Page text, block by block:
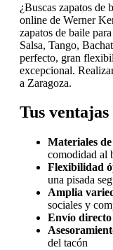
¿Buscas zapatos de
online de Werner
zapatos de baile
Salsa, Tango,
perfecto, gran
excepcional.
a Zaragoza.
Tus ventajas
Materiales
comodidad al
Flexibilidad
una pisada
Amplia
sociales y
Envío directo
del tacón